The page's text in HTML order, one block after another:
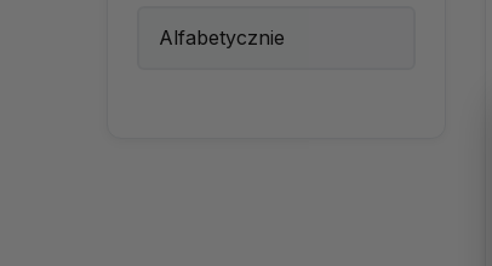
Alfabetycznie